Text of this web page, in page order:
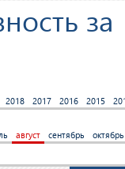
за
2018 2017 2016 2015
август сентябрь октябрь